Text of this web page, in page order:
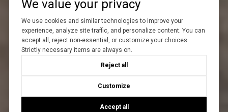
We value your privacy
We use cookies and similar technologies to improve your
experience, analyze site traffic, and personalize content. You can
accept all, reject non-essential, or customize your choices.
Strictly necessary items are always on.
Reject all
Customize
Accept all